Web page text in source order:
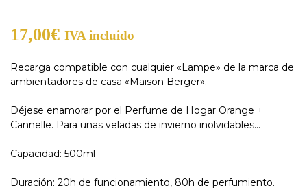
17,00€ IVA incluido
Recarga compatible con cualquier «Lampe» de la marca de
ambientadores de casa «Maison Berger».
Déjese enamorar por el Perfume de Hogar Orange +
Cannelle. Para unas veladas de invierno inolvidables…
Capacidad: 500ml
Duración: 20h de funcionamiento, 80h de perfumiento.